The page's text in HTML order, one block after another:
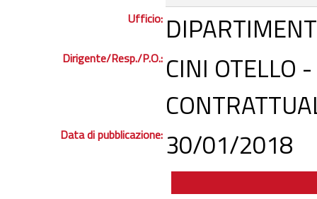
Ufficio:
Dirigente/Resp./P.O.: CINI OTELLO
Data di pubblicazione: 30/01/2018